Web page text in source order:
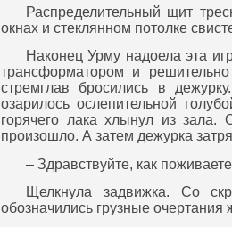
Распределительный щит
окнах и стеклянном потолке
Наконец Урму надоела эта
трансформатором и
стремглав бросились в
озарилось ослепительной
горячего лака хлынул из зала.
произошло. А затем дежурка
– Здравствуйте, как
Щелкнула задвижка. Со
обозначились грузные